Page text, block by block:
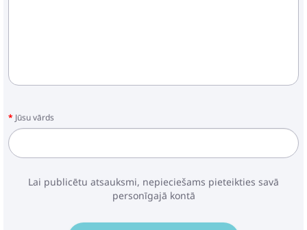
Jūsu vārds
Lai publicētu atsauksmi, nepieciešams pieteikties savā
personīgajā kontā